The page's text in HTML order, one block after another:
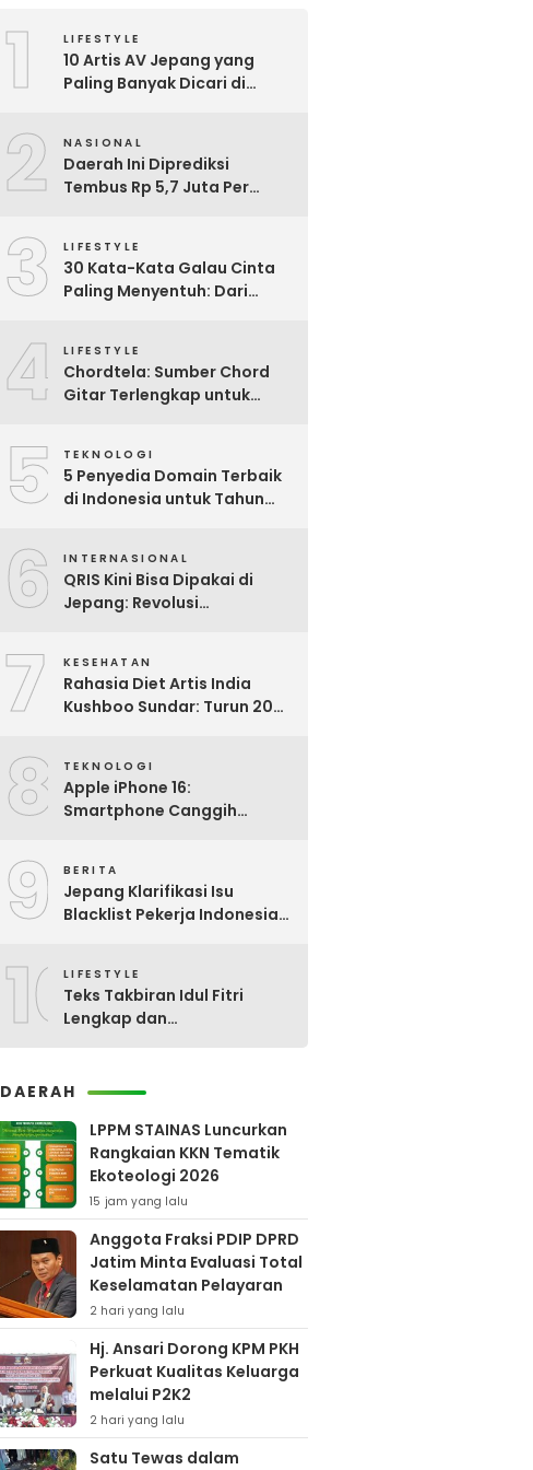
1 LIFESTYLE
10 Artis AV Jepang yang
Paling Banyak Dicari di
2 NASIONAL
Daerah Ini Diprediksi
Tembus Rp 5,7 Juta Per
Upah Minimum 2026
3 LIFESTYLE
30 Kata-Kata Galau Cinta
Paling Menyentuh: Dari
4 LIFESTYLE
Chordtela: Sumber Chord
Gitar Terlengkap untuk
5 TEKNOLOGI
5 Penyedia Domain Terbaik
di Indonesia untuk Tahun
6 INTERNASIONAL
QRIS Kini Bisa Dipakai di
Jepang: Revolusi
7 KESEHATAN
Rahasia Diet Artis India
Kushboo Sundar: Turun 20
8 TEKNOLOGI
Apple iPhone 16:
Smartphone Canggih
9 BERITA
Jepang Klarifikasi Isu
Blacklist Pekerja Indonesia,
10LIFESTYLE
Teks Takbiran Idul Fitri
Lengkap dan
DAERAH
LPPM STAINAS Luncurkan
Rangkaian KKN Tematik
Ekoteologi 2026
15 jam yang lalu
Anggota Fraksi PDIP DPRD
Jatim Minta Evaluasi Total
Keselamatan Pelayaran
2 hari yang lalu
Hj. Ansari Dorong KPM PKH
Perkuat Kualitas Keluarga
melalui P2K2
2 hari yang lalu
Satu Tewas dalam